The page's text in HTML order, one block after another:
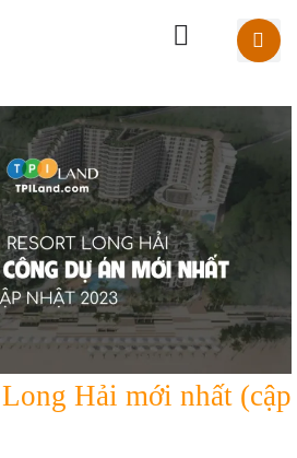
Hải mới nhất (cập